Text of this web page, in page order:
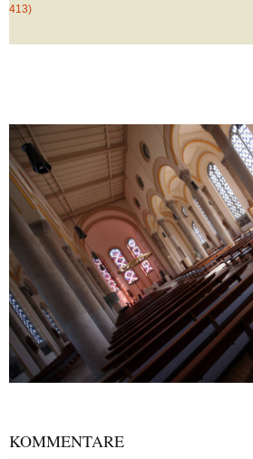
413)
KOMMENTARE